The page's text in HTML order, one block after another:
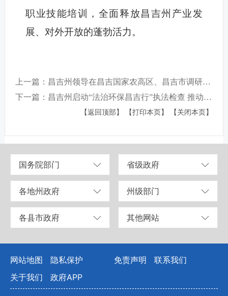
职业技能培训，全面释放昌吉州产业发
展、对外开放的蓬勃活力。
上一篇：昌吉州领导在昌吉国家农高区、昌吉市调研高标准农田建设工作
下一篇：昌吉州启动“法治环保昌吉行”执法检查 推动大气污染治理 助力美丽蓝天建设
【返回顶部】 【打印本页】 【关闭本页】
国务院部门 省级政府
各地州政府 州级部门
各县市政府 其他网站
网站地图 隐私保护 免责声明
联系我们
关于我们
政府APP